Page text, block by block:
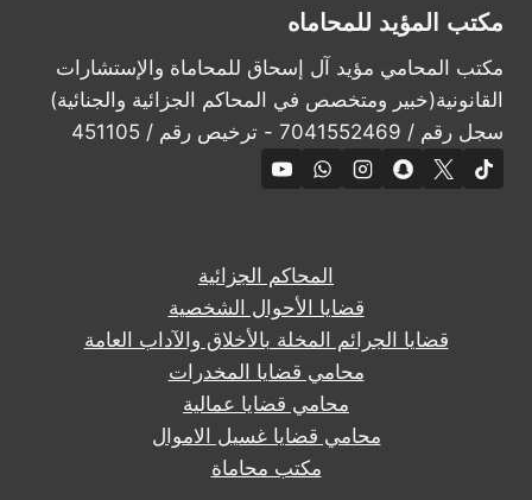
مكتب المؤيد للمحاماه
مكتب المحامي مؤيد آل إسحاق للمحاماة والإستشارات
القانونية(خبير ومتخصص في المحاكم الجزائية والجنائية)
سجل رقم / 7041552469 - ترخيص رقم / 451105
المحاكم الجزائية
قضايا الأحوال الشخصية
قضايا الجرائم المخلة بالأخلاق والآداب العامة
محامي قضايا المخدرات
محامي قضايا عمالية
محامي قضايا غسيل الاموال
مكتب محاماة